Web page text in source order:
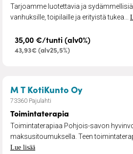
Tarjoamme luotettavia ja
vanhuksille, toipilaille ja erityistä tukea...
35,00 €/tunti (alv0%)
43,93€ (alv25,5%)
M T KotiKunto Oy–
73360 Pajulahti
Toimintaterapia
Toimintaterapiaa Pohjois-savon
maksusitoumuksella. Teen
Lue lisää